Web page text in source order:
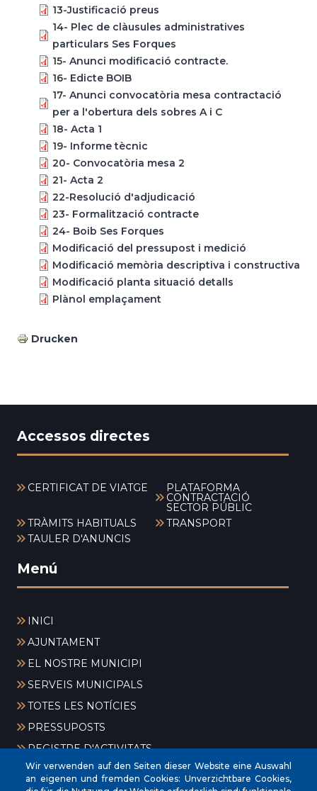
13-Justificació preus
14- Plec de clàusules administratives
particulars Ses Forques
15- Anunci modificació contracte.
16- Edicte BOIB
17- Anunci convocatòria mesa contractació
per a l'obertura dels sobres A i C
18- Acta 1
19- Informe tècnic
20- Convocatòria mesa 2
21- Acta 2
22-Resolució d'adjudicació
23- Formalització contracte
24- Boib Ses Forques
Modificació del pressupost i medició
Modificació memòria descriptiva i constructiva
Modificació planta situació detalls
Plànol emplaçament
Drucken
Accessos directes
CERTIFICAT DE VIATGE PLATAFORMA
CONTRACTACIÓ
SECTOR PÚBLIC
TRÀMITS HABITUALS
TRANSPORT
TAULER D'ANUNCIS
Menú
INICI
AJUNTAMENT
EL NOSTRE MUNICIPI
SERVEIS MUNICIPALS
TOTES LES NOTÍCIES
PRESSUPOSTS
REGISTRE D'ACTIVITATS
Wir verwenden auf den Seiten dieser Website eine Auswahl
an eigenen und fremden Cookies: Unverzichtbare Cookies,